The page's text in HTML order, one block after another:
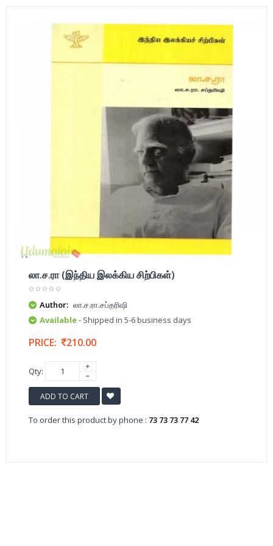
லா.ச.ரா (இந்திய இலக்கிய சிற்பிகள்)
Author: லா.ச.ரா.சப்தரிஷி
Available- Shipped in 5-6 business days
PRICE: 210.00
Qty:
ADD TO CART
To order this product by phone : 73 73 73 77 42